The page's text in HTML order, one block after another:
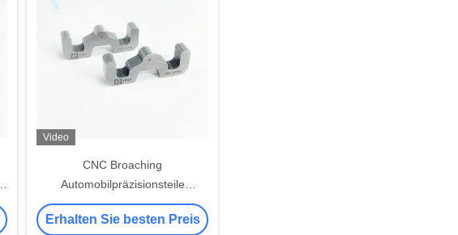
Video
CNC Broaching
Automobilpräzisionsteile
Edelstahl / Zinklegierung Formen
Erhalten Sie besten Preis